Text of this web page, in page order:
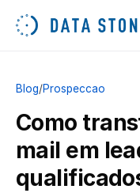
Blog/Prospeccao
Como
mail em